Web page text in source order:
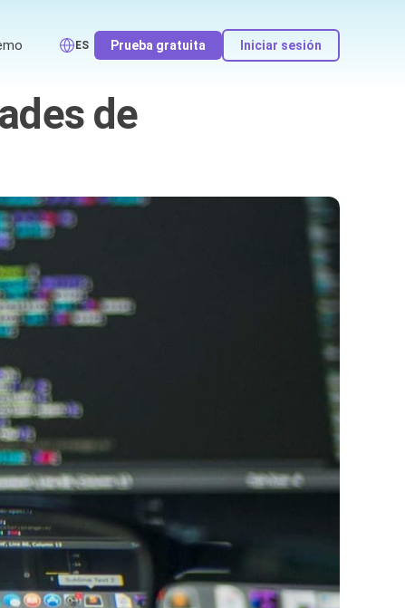
ES Prueba gratuita Iniciar sesión
de